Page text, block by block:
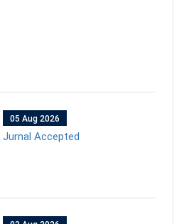
05 Aug 2026
Jurnal Accepted